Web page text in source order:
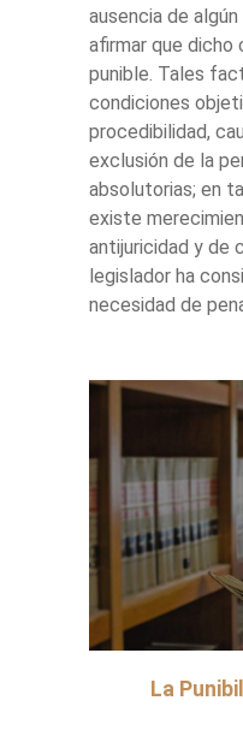
ausencia de
afirmar que
punible. Tales
condiciones
procedibilidad,
exclusión de la
absolutorias; en
existe
antijuricidad y de
legislador ha
necesidad de
La